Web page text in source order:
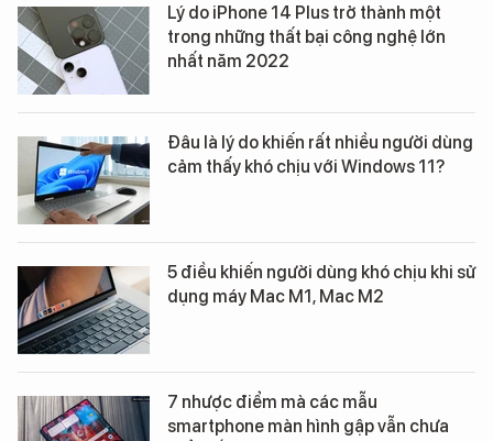
Lý do iPhone 14 Plus trở thành một
trong những thất bại công nghệ lớn
nhất năm 2022
Đâu là lý do khiến rất nhiều người dùng
cảm thấy khó chịu với Windows 11?
5 điều khiến người dùng khó chịu khi sử
dụng máy Mac M1, Mac M2
7 nhược điểm mà các mẫu
smartphone màn hình gập vẫn chưa